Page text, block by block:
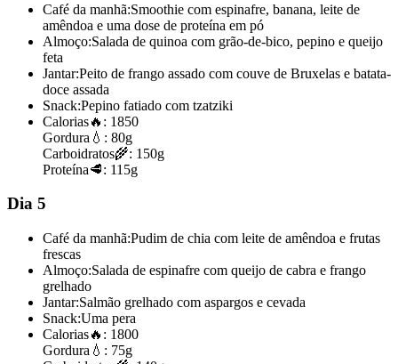
Café da manhã:Smoothie com espinafre, banana, leite de
amêndoa e uma dose de proteína em pó
Almoço:Salada de quinoa com grão-de-bico, pepino e queijo
feta
Jantar:Peito de frango assado com couve de Bruxelas e batata-
doce assada
Snack:Pepino fatiado com tzatziki
Calorias🔥: 1850
Gordura 💧: 80g
Carboidratos🌾: 150g
Proteína🥩: 115g
Dia 5
Café da manhã:Pudim de chia com leite de amêndoa e frutas
frescas
Almoço:Salada de espinafre com queijo de cabra e frango
grelhado
Jantar:Salmão grelhado com aspargos e cevada
Snack:Uma pera
Calorias🔥: 1800
Gordura 💧: 75g